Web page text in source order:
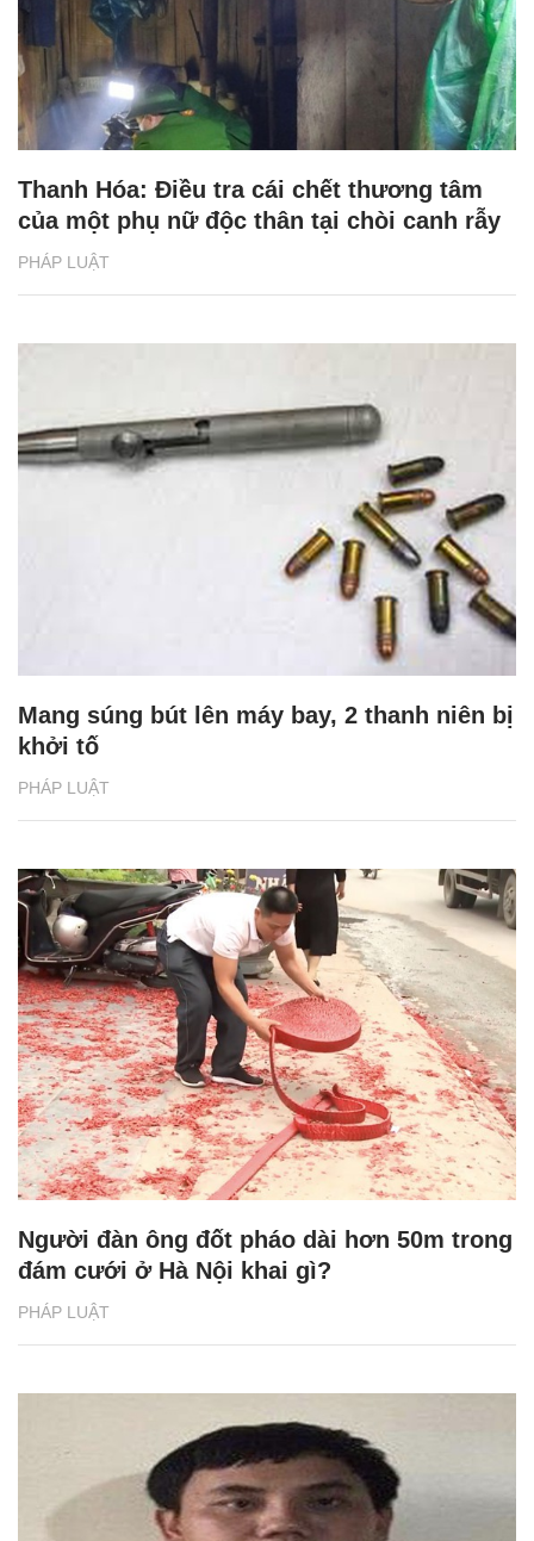
PHÁP LUẬT
Thanh Hóa: Điều tra cái chết thương tâm
của một phụ nữ độc thân tại chòi canh rẫy
PHÁP LUẬT
Mang súng bút lên máy bay, 2 thanh niên bị
khởi tố
PHÁP LUẬT
Người đàn ông đốt pháo dài hơn 50m trong
đám cưới ở Hà Nội khai gì?